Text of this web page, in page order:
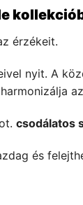
érzékeit.
nyit. A
csodálatos
és